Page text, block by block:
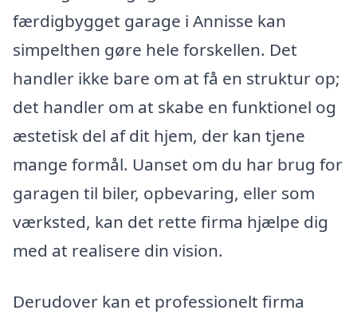
færdigbygget garage i Annisse kan
simpelthen gøre hele forskellen. Det
handler ikke bare om at få en struktur op;
det handler om at skabe en funktionel og
æstetisk del af dit hjem, der kan tjene
mange formål. Uanset om du har brug for
garagen til biler, opbevaring, eller som
værksted, kan det rette firma hjælpe dig
med at realisere din vision.
Derudover kan et professionelt firma